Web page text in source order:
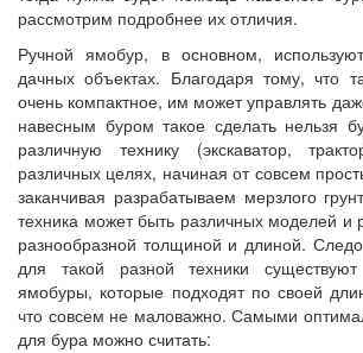
рассмотрим подробнее их отличия.
Ручной ямобур, в основном,
дачных объектах. Благодаря тому, что
очень компактное, им может управлять
навесным буром такое сделать нельзя
различную технику (экскаватор,
различных целях, начиная от совсем
заканчивая разрабатываем мерзлого
техника может быть различных моделей и
разнообразной толщиной и длиной.
для такой разной техники
ямобуры, которые подходят по своей
что совсем не маловажно. Самыми
для бура можно считать: